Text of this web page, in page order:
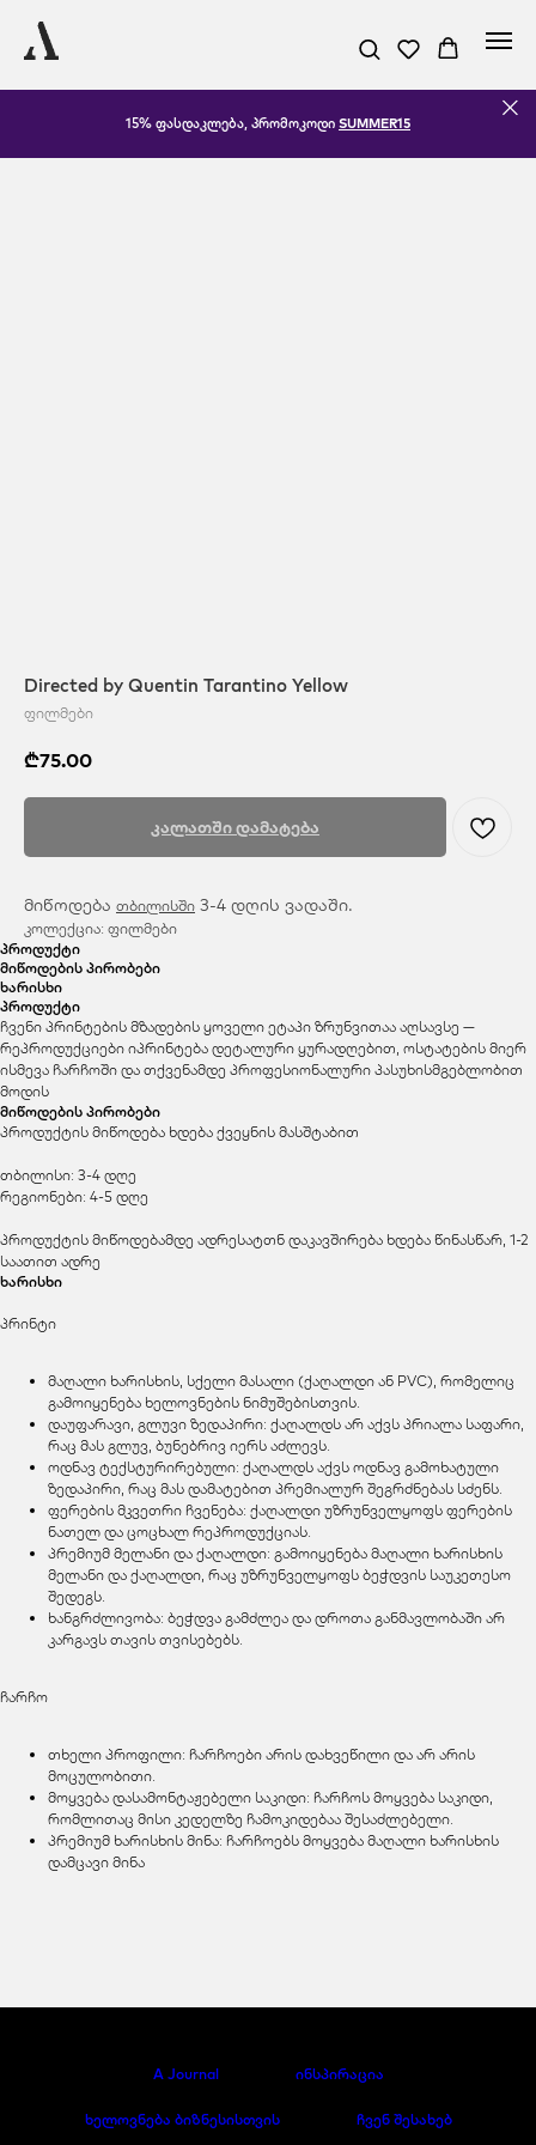
15% ფასდაკლება, პრომოკოდი SUMMER15
Directed by Quentin Tarantino Yellow
ფილმები
₾75.00
კალათში დამატება
მიწოდება თბილისში 3-4 დღის ვადაში.
კოლექცია: ფილმები
პროდუქტი
მიწოდების პირობები
ხარისხი
პროდუქტი
ჩვენი პრინტების მზადების ყოველი ეტაპი ზრუნვითაა აღსავსე —
რეპროდუქციები იპრინტება დეტალური ყურადღებით, ოსტატების მიერ
ისმევა ჩარჩოში და თქვენამდე პროფესიონალური პასუხისმგებლობით
მოდის
მიწოდების პირობები
პროდუქტის მიწოდება ხდება ქვეყნის მასშტაბით
თბილისი: 3-4 დღე
რეგიონები: 4-5 დღე
პროდუქტის მიწოდებამდე ადრესატთნ დაკავშირება ხდება წინასწარ, 1-2
საათით ადრე
ხარისხი
პრინტი
მაღალი ხარისხის, სქელი მასალი (ქაღალდი ან PVC), რომელიც
გამოიყენება ხელოვნების ნიმუშებისთვის.
დაუფარავი, გლუვი ზედაპირი: ქაღალდს არ აქვს პრიალა საფარი,
რაც მას გლუვ, ბუნებრივ იერს აძლევს.
ოდნავ ტექსტურირებული: ქაღალდს აქვს ოდნავ გამოხატული
ზედაპირი, რაც მას დამატებით პრემიალურ შეგრძნებას სძენს.
ფერების მკვეთრი ჩვენება: ქაღალდი უზრუნველყოფს ფერების
ნათელ და ცოცხალ რეპროდუქციას.
პრემიუმ მელანი და ქაღალდი: გამოიყენება მაღალი ხარისხის
მელანი და ქაღალდი, რაც უზრუნველყოფს ბეჭდვის საუკეთესო
შედეგს.
ხანგრძლივობა: ბეჭდვა გამძლეა და დროთა განმავლობაში არ
კარგავს თავის თვისებებს.
ჩარჩო
თხელი პროფილი: ჩარჩოები არის დახვეწილი და არ არის
მოცულობითი.
მოყვება დასამონტაჟებელი საკიდი: ჩარჩოს მოყვება საკიდი,
რომლითაც მისი კედელზე ჩამოკიდებაა შესაძლებელი.
პრემიუმ ხარისხის მინა: ჩარჩოებს მოყვება მაღალი ხარისხის
დამცავი მინა
A Journal ინსპირაცია
ხელოვნება ბიზნესისთვის ჩვენ შესახებ